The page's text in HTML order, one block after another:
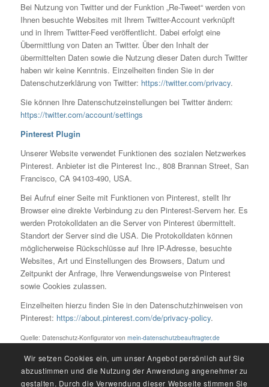
Bei Nutzung von Twitter und der Funktion „Re-Tweet“ werden von
Ihnen besuchte Websites mit Ihrem Twitter-Account verknüpft
und in Ihrem Twitter-Feed veröffentlicht. Dabei erfolgt eine
Übermittlung von Daten an Twitter. Über den Inhalt der
übermittelten Daten sowie die Nutzung dieser Daten durch Twitter
haben wir keine Kenntnis. Einzelheiten finden Sie in der
Datenschutzerklärung von Twitter: https://twitter.com/privacy.
Sie können Ihre Datenschutzeinstellungen bei Twitter ändern:
https://twitter.com/account/settings
Pinterest Plugin
Unserer Website verwendet Funktionen des sozialen Netzwerkes
Pinterest. Anbieter ist die Pinterest Inc., 808 Brannan Street, San
Francisco, CA 94103-490, USA.
Bei Aufruf einer Seite mit Funktionen von Pinterest, stellt Ihr
Browser eine direkte Verbindung zu den Pinterest-Servern her. Es
werden Protokolldaten an die Server von Pinterest übermittelt.
Standort der Server sind die USA. Die Protokolldaten können
möglicherweise Rückschlüsse auf Ihre IP-Adresse, besuchte
Websites, Art und Einstellungen des Browsers, Datum und
Zeitpunkt der Anfrage, Ihre Verwendungsweise von Pinterest
sowie Cookies zulassen.
Einzelheiten hierzu finden Sie in den Datenschutzhinweisen von
Pinterest: https://about.pinterest.com/de/privacy-policy.
Quelle: Datenschutz-Konfigurator von mein-datenschutzbeauftragter.de
Wir setzen Cookies ein, um unser Angebot persönlich auf Sie
abzustimmen und die Nutzung der Anwendung angenehmer zu
gestalten. Durch die Verwendung dieser Webseite stimmen Sie